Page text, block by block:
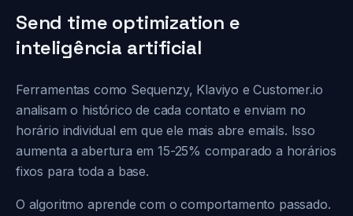
Send time optimization e
inteligência artificial
Ferramentas como Sequenzy, Klaviyo e Customer.io
analisam o histórico de cada contato e enviam no
horário individual em que ele mais abre emails. Isso
aumenta a abertura em 15-25% comparado a horários
fixos para toda a base.
O algoritmo aprende com o comportamento passado.